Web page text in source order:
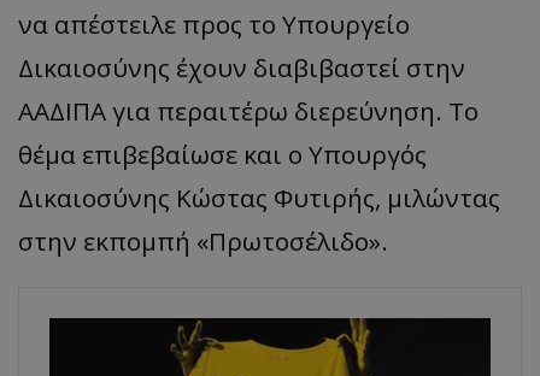
να απέστειλε προς το Υπουργείο
Δικαιοσύνης έχουν διαβιβαστεί στην
ΑΑΔΙΠΑ για περαιτέρω διερεύνηση. Το
θέμα επιβεβαίωσε και ο Υπουργός
Δικαιοσύνης Κώστας Φυτιρής, μιλώντας
στην εκπομπή «Πρωτοσέλιδο».